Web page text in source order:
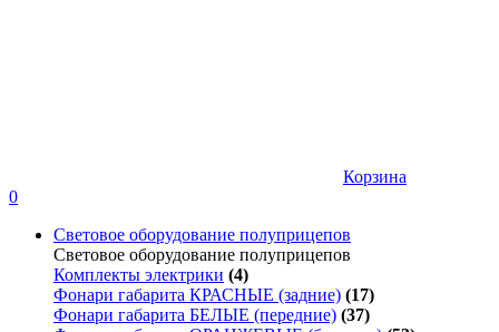
Корзина
0
Световое оборудование полуприцепов
Световое оборудование полуприцепов
Комплекты электрики (4)
Фонари габарита КРАСНЫЕ (задние) (17)
Фонари габарита БЕЛЫЕ (передние) (37)